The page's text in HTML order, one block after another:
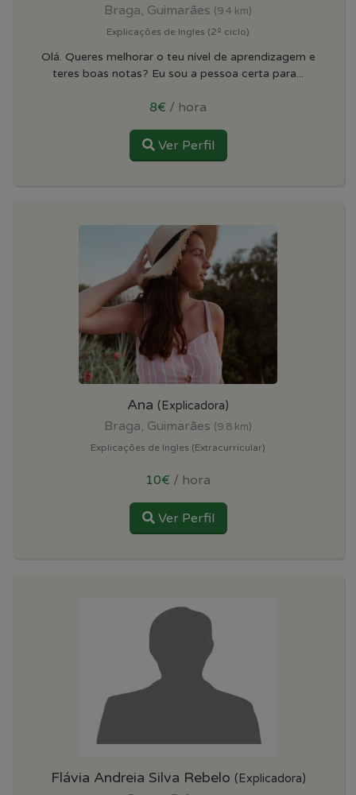
Braga, Guimarães (9.4 km)
Explicações de Ingles (2º ciclo)
Olá. Queres melhorar o teu nível de aprendizagem e
teres boas notas? Eu sou a pessoa certa para...
8€ / hora
Ver Perfil
Ana (Explicadora)
Braga, Guimarães (9.8 km)
Explicações de Ingles (Extracurricular)
10€ / hora
Ver Perfil
Flávia Andreia Silva Rebelo (Explicadora)